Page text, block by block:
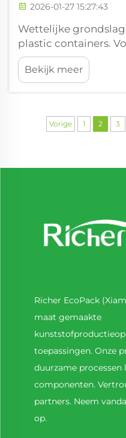
2026-01-27 15:27:43
Wettelijke
plastic containers.
voor stoffen die in
levensmiddelen
De Amerikaanse
bedoeld zijn voor
levensmiddelen.
Bekijk meer
Vorige 1 2 3
Richer EcoPack
maat gemaakte
toepassingen. Onze
duurzame
componenten.
partners. Neem
op.